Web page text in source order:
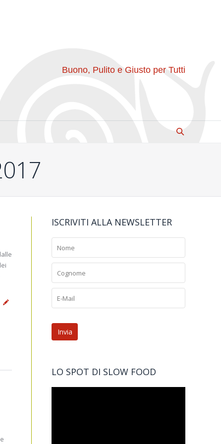
Buono, Pulito e Giusto per Tutti
ISCRIVITI ALLA NEWSLETTER
LO SPOT DI SLOW FOOD